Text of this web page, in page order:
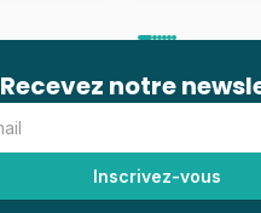
Recevez notre